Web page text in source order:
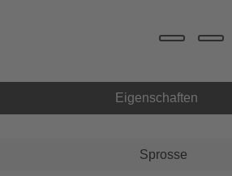
Eigenschaften
Sprosse